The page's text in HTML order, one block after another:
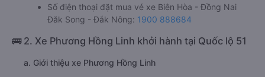
Số điện thoại đặt mua vé xe Biên Hòa - Đồng Nai
Đăk Song - Đắk Nông: 1900 888684
🚌 2. Xe Phương Hồng Linh khởi hành tại Quốc lộ 51
a. Giới thiệu xe Phương Hồng Linh